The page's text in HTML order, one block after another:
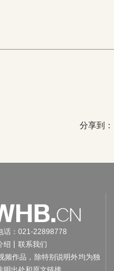
分享到：
话：021-22898778
绍
联系我们
频作品，除特别说明外均为独